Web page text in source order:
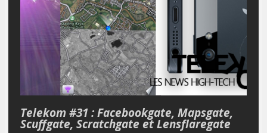
Telekom #31 : Facebookgate, Mapsgate,
Scuffgate, Scratchgate et Lensflaregate